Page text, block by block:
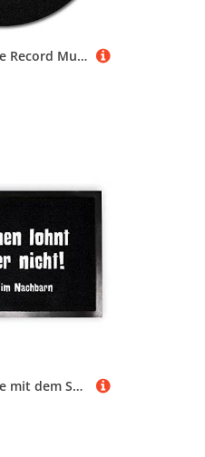
Close Up Fußmatte Record Music Teppich groß Schallplatte
Close Up Fußmatte mit dem Spruch: Einbrechen lohnt Sich Hier Nicht! (40x 60cm)